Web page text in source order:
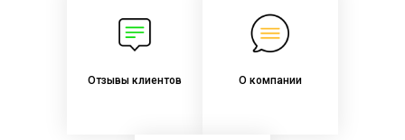
Отзывы клиентов О компании